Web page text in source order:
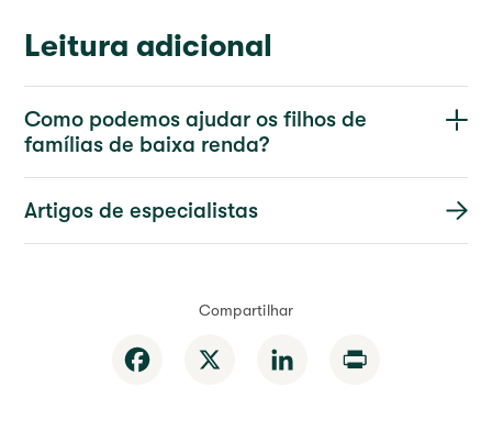
Leitura adicional
Como podemos ajudar os filhos de
famílias de baixa renda?
Artigos de especialistas
Compartilhar
Facebook LinkedIn